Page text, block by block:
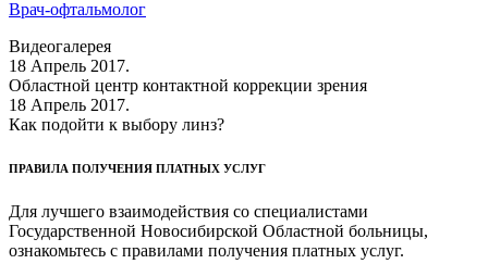
Врач-офтальмолог
Видеогалерея
18 Апрель 2017.
Областной центр контактной коррекции зрения
18 Апрель 2017.
Как подойти к выбору линз?
ПРАВИЛА ПОЛУЧЕНИЯ ПЛАТНЫХ УСЛУГ
Для лучшего взаимодействия со специалистами
Государственной Новосибирской Областной больницы,
ознакомьтесь с правилами получения платных услуг.